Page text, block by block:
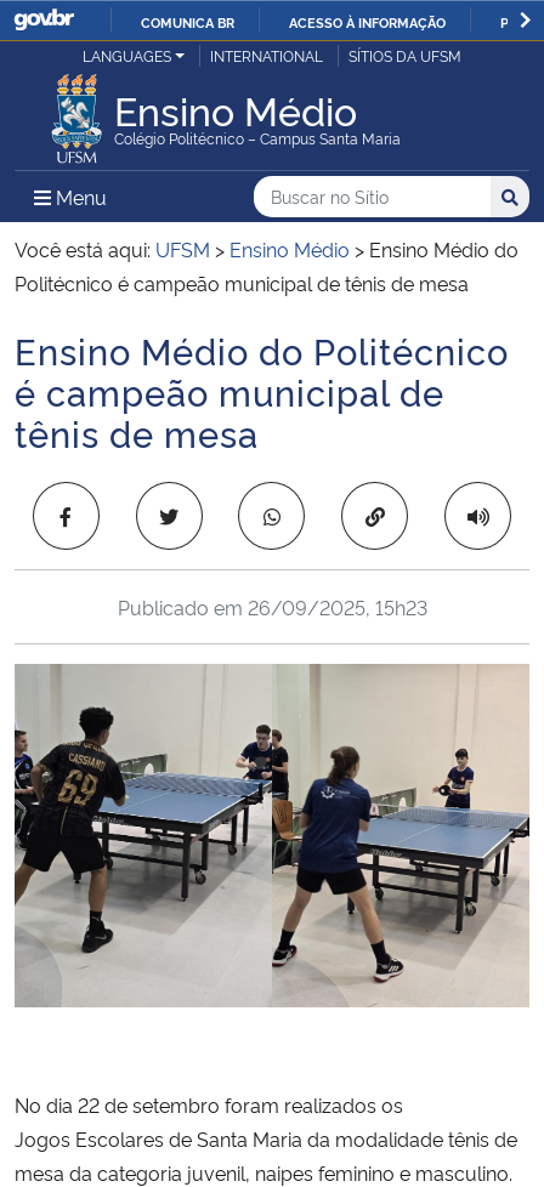
IR
O
COMUNICA BR ACESSO À INFORMAÇÃO
Ministério da Justiça e Segurança Pública
Ministério da Defesa
Ministério das Relações Exteriores
Ministério da Infraestrutura
Ministério da Agricultura, Pecuária e Abastecimento
Ministério da Educação
Ministério da Ciência, Tecnologia, Inovações e Comunicações
Ministério do Meio Ambiente
Ministério do Turismo
Ministério do Desenvolvimento Regional
Controladoria-Geral da União
Secretaria-Geral
LANGUAGES INTERNATIONAL SÍTIOS DA UFSM
Ensino Médio
Colégio Politécnico – Campus Santa Maria
Menu Menu Principal do Sítio
Busca
Buscar no no Sítio
Busca:
Você está aqui: UFSM > Ensino Médio > Ensino Médio do
Politécnico é campeão municipal de tênis de mesa
Início do conteúdo
Ensino Médio do Politécnico
é campeão municipal de
tênis de mesa
Copiar para área
Publicado em 26/09/2025, 15h23
No dia 22 de setembro foram realizados os
Jogos Escolares de Santa Maria da modalidade tênis de
mesa da categoria juvenil, naipes feminino e masculino.